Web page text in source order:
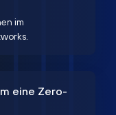
im
eine Zero-